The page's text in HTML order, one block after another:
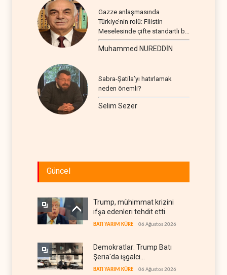
Gazze anlaşmasında
Türkiye’nin rolü: Filistin
Meselesinde çifte standartlı bir
seyir
Muhammed NUREDDİN
Sabra-Şatila’yı hatırlamak
neden önemli?
Selim Sezer
Güncel
Trump, mühimmat krizini
ifşa edenleri tehdit etti
BATI YARIM KÜRE 06 Ağustos 2026
Demokratlar: Trump Batı
Şeria'da işgalci
yerleşimcilere cezasızlık
BATI YARIM KÜRE 06 Ağustos 2026